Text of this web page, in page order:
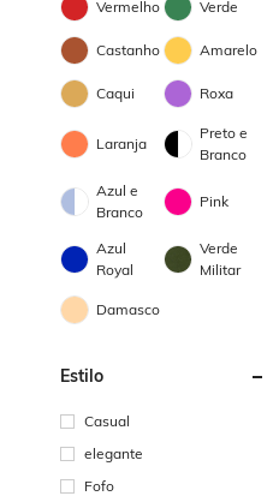
Vermelho Verde
Castanho Amarelo
Caqui Roxa
Laranja
Preto e
Branco
Azul e
Branco
Pink
Azul
Royal
Verde
Militar
Damasco
Estilo
Casual
elegante
Fofo